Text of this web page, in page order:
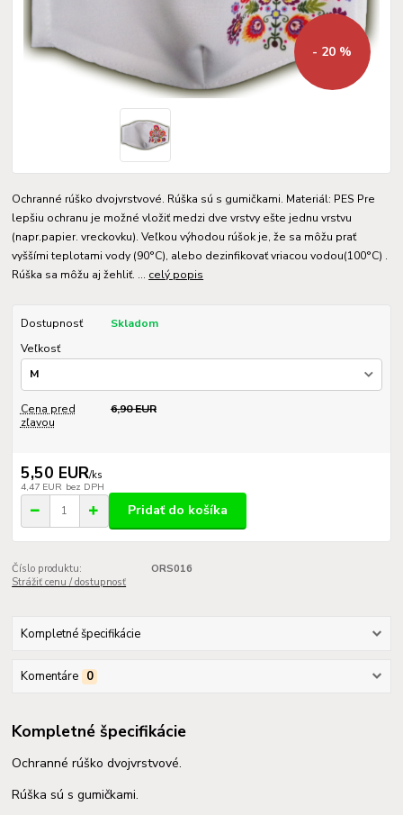
- 20 %
Ochranné rúško dvojvrstvové. Rúška sú s gumičkami. Materiál: PES Pre
lepšiu ochranu je možné vložiť medzi dve vrstvy ešte jednu vrstvu
(napr.papier. vreckovku). Veľkou výhodou rúšok je, že sa môžu prať
vyššími teplotami vody (90°C), alebo dezinfikovať vriacou vodou(100°C) .
Rúška sa môžu aj žehliť. ... celý popis
Dostupnosť
Skladom
Veľkosť
Cena pred
zľavou
6,90 EUR
5,50 EUR/ks
4,47 EUR bez DPH
Pridať do košíka
Číslo produktu:
ORS016
Strážiť cenu / dostupnosť
Kompletné špecifikácie
Komentáre 0
Kompletné špecifikácie
Ochranné rúško dvojvrstvové.
Rúška sú s gumičkami.